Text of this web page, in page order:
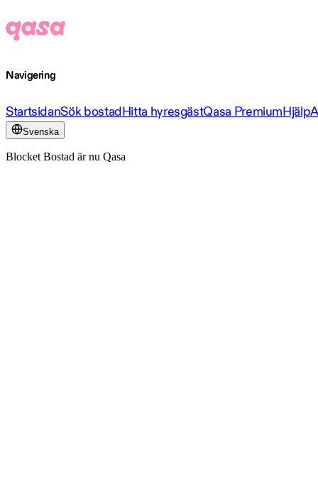
Navigering
StartsidanSök bostadHitta hyresgästQasa PremiumHjälp
Svenska
Blocket Bostad är nu Qasa